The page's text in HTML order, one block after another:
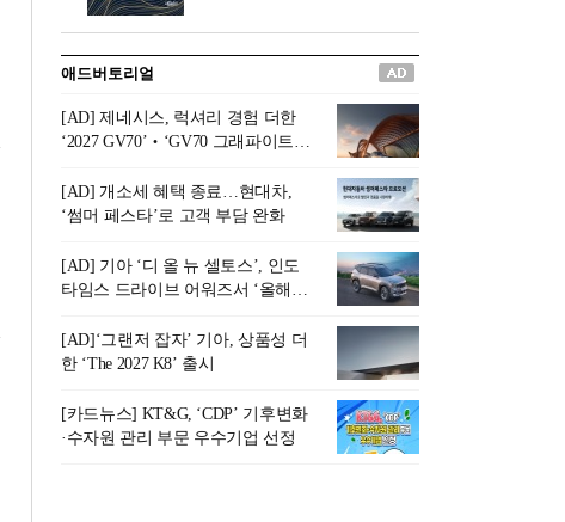
록 고문은 새로운 시각을 제시
0년의 과도기는 지옥이 아니라
정화와 성장의 공간인 ‘은퇴연
옥(Purgatory)’이라는 것이다.
연옥은 고통스럽지만 끝이 있
으며, 준비를 통해 천국으로 나
아갈 수 있는 희망의 장소라고
말한
통 관료 출신으로 한국 금융의
주요 변곡점마다 중요한 역할
을 하고 금융 경영인으로서 큰
족적을 남긴 김 전 회장이 후배
세대에게 전하는 삶의 조언을
담은 인생 노트다.『물처럼 흐
르고 원칙으로 서다』는 단순
한 자서전을 넘어, 실패를 두려
워하지 않는 용기와 자신에 대
한 믿음이 어떻게 삶을 풍요롭
게 만드는지를 보여주는 지혜
의 보고로 평가된다.김용환 전
회장은 “인생의 목표가 크더라
도 조급해하지 말고 작은 것부
터 하나 하나 성취해 나가
라”고 조언한다. 뼈아픈 실패
조차 성공의 뼈대가 된다는 긍
애드버토리얼
[AD] 제네시스, 럭셔리 경험 더한
‘2027 GV70’‧‘GV70 그래파이트’
[AD] 개소세 혜택 종료…현대차,
‘썸머 페스타’로 고객 부담 완화
[AD] 기아 ‘디 올 뉴 셀토스’, 인도
타임스 드라이브 어워즈서 ‘올해의
[AD]‘그랜저 잡자’ 기아, 상품성 더
한 ‘The 2027 K8’ 출시
[카드뉴스] KT&G, ‘CDP’ 기후변화
·수자원 관리 부문 우수기업 선정